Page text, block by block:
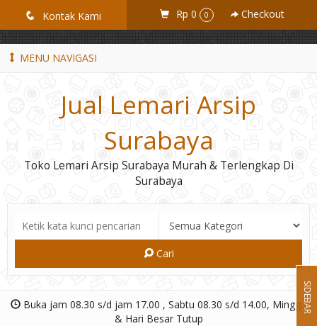
GiD8uLW6vpL7i8XJXmPR9QRyZq0s2cGcUNZ3_owToDY
q Kontak Kami Rp 0 0 Checkout
MENU NAVIGASI
Jual Lemari Arsip
Surabaya
Toko Lemari Arsip Surabaya Murah & Terlengkap Di
Surabaya
Cari
Buka jam 08.30 s/d jam 17.00 , Sabtu 08.30 s/d 14.00, Minggu
& Hari Besar Tutup
SIDEBAR